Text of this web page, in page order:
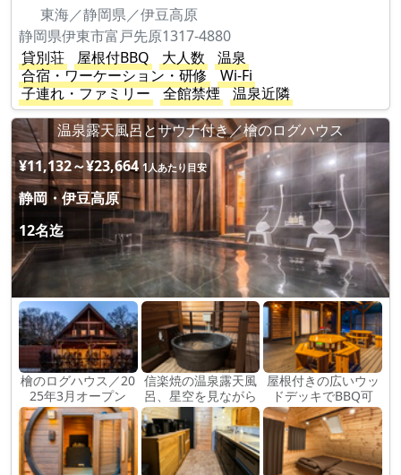
東海／静岡県／伊豆高原
静岡県伊東市富戸先原1317-4880
貸別荘
屋根付BBQ 大人数
温泉
合宿・ワーケーション・研修
Wi-Fi
子連れ・ファミリー
全館禁煙
温泉近隣
温泉露天風呂とサウナ付き／檜のログハウス
¥11,132～¥23,664 1人あたり目安
静岡・伊豆高原
12名迄
檜のログハウス／20
25年3月オープン
信楽焼の温泉露天風
呂、星空を見ながら
屋根付きの広いウッ
ドデッキでBBQ可